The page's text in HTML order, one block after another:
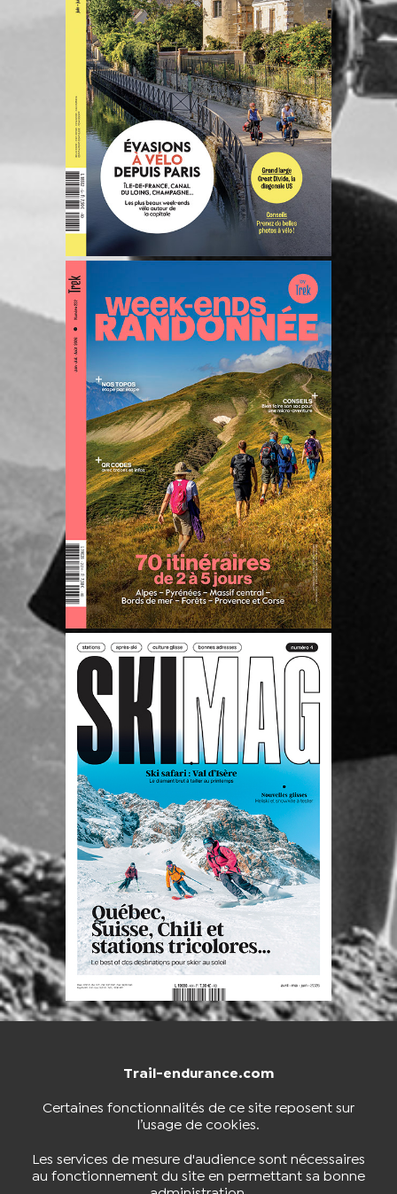
Trail-endurance.com
Certaines fonctionnalités de ce site reposent sur
l’usage de cookies.
Les services de mesure d'audience sont nécessaires
au fonctionnement du site en permettant sa bonne
NOUS CONTACTER BOUTIQUE